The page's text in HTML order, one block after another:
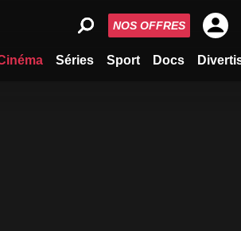
Séries Sport Docs
NOS OFFRES